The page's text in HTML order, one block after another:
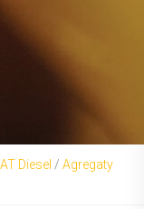
Diesel / Agregaty